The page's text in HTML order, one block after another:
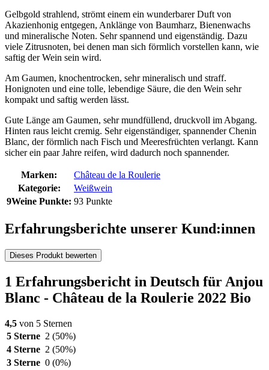
Gelbgold strahlend, strömt einem ein wunderbarer Duft von
Akazienhonig entgegen, Anklänge von Baumharz, Bienenwachs
und mineralische Noten. Sehr spannend und eigenständig. Dazu
viele Zitrusnoten, bei denen man sich förmlich vorstellen kann, wie
saftig der Wein sein wird.
Am Gaumen, knochentrocken, sehr mineralisch und straff.
Honignoten und eine tolle, lebendige Säure, die den Wein sehr
kompakt und saftig werden lässt.
Gute Länge am Gaumen, sehr mundfüllend, druckvoll im Abgang.
Hinten raus leicht cremig. Sehr eigenständiger, spannender Chenin
Blanc, der förmlich nach Fisch und Meeresfrüchten verlangt. Kann
sicher ein paar Jahre reifen, wird dadurch noch spannender.
Marken:
Château de la Roulerie
Kategorie:
Weißwein
9Weine Punkte: 93 Punkte
Erfahrungsberichte unserer Kund:innen
Dieses Produkt bewerten
1 Erfahrungsbericht in Deutsch für Anjou
Blanc - Château de la Roulerie 2022 Bio
4,5 von 5 Sternen
5 Sterne 2 (50%)
4 Sterne 2 (50%)
3 Sterne 0 (0%)